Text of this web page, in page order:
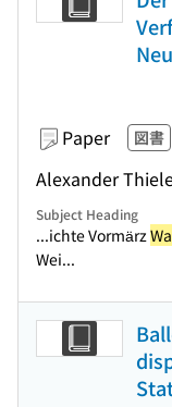
Paper 図書
Alexander
Subject Heading
...ichte Vormärz
Wei...